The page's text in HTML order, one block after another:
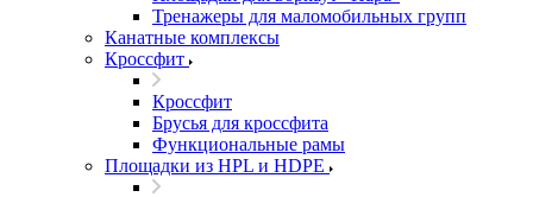
Тренажеры для маломобильных групп
Канатные комплексы
Кроссфит
Кроссфит
Брусья для кроссфита
Функциональные рамы
Площадки из HPL и HDPE